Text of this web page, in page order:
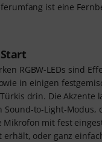
ist eine
RGBW-LEDs sind
in einigen
drin. Die Akzente
Sound-to-Light-Modus,
Mikrofon mit fest
erhält, oder ganz